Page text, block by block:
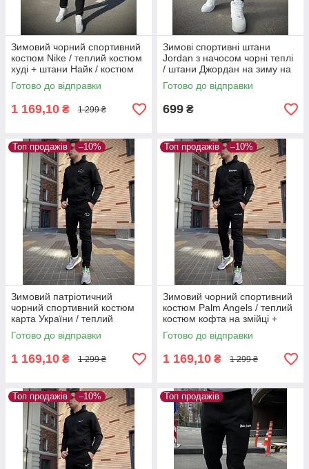
Зимовий чорний спортивний
костюм Nike / теплий костюм
худі + штани Найк / костюм
чорного кольору на зиму
Готово до відправки
1 169,10 ₴ 1 299 ₴
Зимові спортивні штани
Jordan з начосом чорні теплі
/ штани Джордан на зиму на
флісі чорного кольору
Готово до відправки
699 ₴
Топ продажів –10%
Зимовий патріотичний
чорний спортивний костюм
карта України / теплий
костюм кофта на змійці +
штани з начосом
Готово до відправки
1 169,10 ₴ 1 299 ₴
Топ продажів –10%
Зимовий чорний спортивний
костюм Palm Angels / теплий
костюм кофта на змійці +
штани Палм Енджелс
Готово до відправки
1 169,10 ₴ 1 299 ₴
Топ продажів –10% Топ продажів